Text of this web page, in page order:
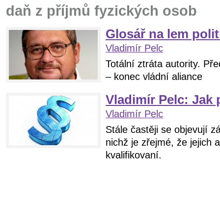
daň z příjmů fyzických osob
Glosář na lem
Vladimír Pelc
Totální ztráta autority.
– konec vládní aliance
Vladimír Pelc: Jak
Vladimír Pelc
Stále častěji se objevují
nichž je zřejmé, že jejich
kvalifikovaní.